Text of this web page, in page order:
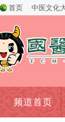
首页 中医文化
频道首页